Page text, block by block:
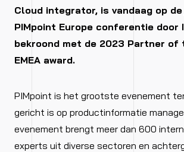
Cloud integrator, is vandaag op
PIMpoint Europe conferentie door
bekroond met de 2023 Partner of
EMEA award.
PIMpoint is het grootste evenement
gericht is op productinformatie
evenement brengt meer dan 600
experts uit diverse sectoren en